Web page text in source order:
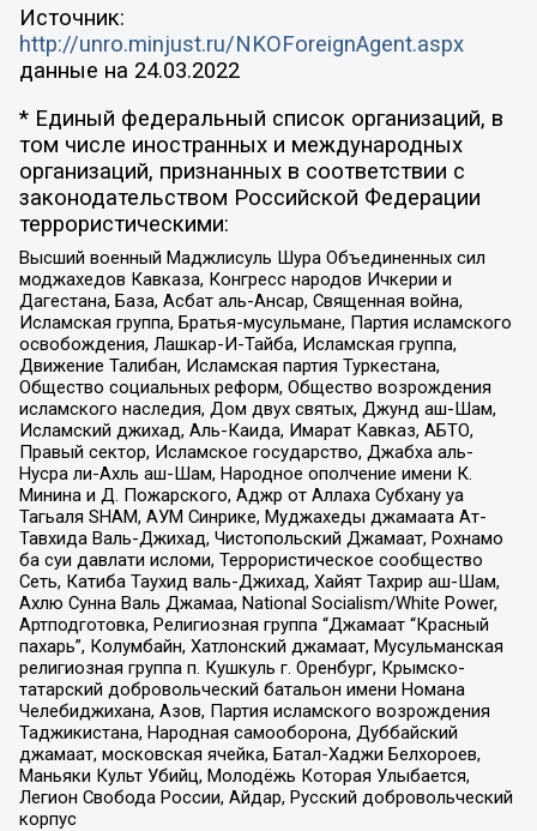
Источник:
http://unro.minjust.ru/NKOForeignAgent.aspx
данные на 24.03.2022
* Единый федеральный список организаций, в
том числе иностранных и международных
организаций, признанных в соответствии с
законодательством Российской Федерации
террористическими:
Высший военный Маджлисуль Шура Объединенных сил
моджахедов Кавказа, Конгресс народов Ичкерии и
Дагестана, База, Асбат аль-Ансар, Священная война,
Исламская группа, Братья-мусульмане, Партия исламского
освобождения, Лашкар-И-Тайба, Исламская группа,
Движение Талибан, Исламская партия Туркестана,
Общество социальных реформ, Общество возрождения
исламского наследия, Дом двух святых, Джунд аш-Шам,
Исламский джихад, Аль-Каида, Имарат Кавказ, АБТО,
Правый сектор, Исламское государство, Джабха аль-
Нусра ли-Ахль аш-Шам, Народное ополчение имени К.
Минина и Д. Пожарского, Аджр от Аллаха Субхану уа
Тагьаля SHAM, АУМ Синрике, Муджахеды джамаата Ат-
Тавхида Валь-Джихад, Чистопольский Джамаат, Рохнамо
ба суи давлати исломи, Террористическое сообщество
Сеть, Катиба Таухид валь-Джихад, Хайят Тахрир аш-Шам,
Ахлю Сунна Валь Джамаа, National Socialism/White Power,
Артподготовка, Религиозная группа “Джамаат “Красный
пахарь”, Колумбайн, Хатлонский джамаат, Мусульманская
религиозная группа п. Кушкуль г. Оренбург, Крымско-
татарский добровольческий батальон имени Номана
Челебиджихана, Азов, Партия исламского возрождения
Таджикистана, Народная самооборона, Дуббайский
джамаат, московская ячейка, Батал-Хаджи Белхороев,
Маньяки Культ Убийц, Молодёжь Которая Улыбается,
Легион Свобода России, Айдар, Русский добровольческий
корпус